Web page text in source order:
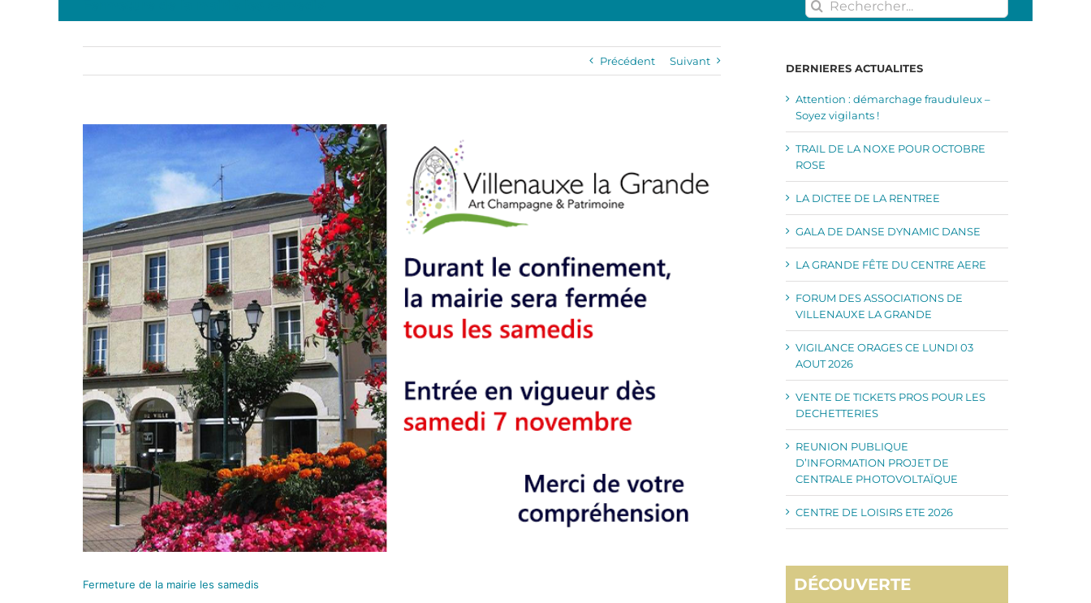
Précédent Suivant
Fermeture de la mairie les samedis
DERNIERES ACTUALITES
Attention : démarchage frauduleux –
Soyez vigilants !
TRAIL DE LA NOXE POUR OCTOBRE
ROSE
LA DICTEE DE LA RENTREE
GALA DE DANSE DYNAMIC DANSE
LA GRANDE FÊTE DU CENTRE AERE
FORUM DES ASSOCIATIONS DE
VILLENAUXE LA GRANDE
VIGILANCE ORAGES CE LUNDI 03
AOUT 2026
VENTE DE TICKETS PROS POUR LES
DECHETTERIES
REUNION PUBLIQUE
D’INFORMATION PROJET DE
CENTRALE PHOTOVOLTAÏQUE
CENTRE DE LOISIRS ETE 2026
DÉCOUVERTE